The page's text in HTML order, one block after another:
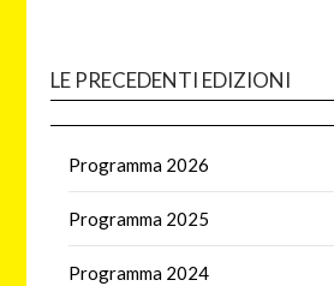
LE PRECEDENTI EDIZIONI
Programma 2026
Programma 2025
Programma 2024